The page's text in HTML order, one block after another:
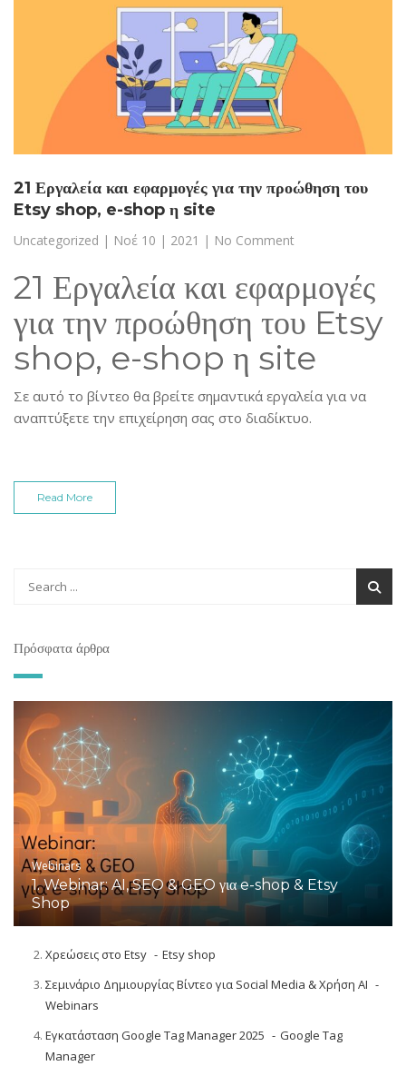
21 Εργαλεία και εφαρμογές για την προώθηση του
Etsy shop, e-shop η site
Uncategorized | Νοέ 10 | 2021 | No Comment
21 Εργαλεία και εφαρμογές
για την προώθηση του Etsy
shop, e-shop η site
Σε αυτό το βίντεο θα βρείτε σημαντικά εργαλεία για να
αναπτύξετε την επιχείρηση σας στο διαδίκτυο.
Read More
Πρόσφατα άρθρα
Webinars
1. Webinar: AI, SEO & GEO για e-shop & Etsy
Shop
Χρεώσεις στο Etsy
Etsy shop
Σεμινάριο Δημιουργίας Βίντεο για Social Media & Χρήση AI
Webinars
Εγκατάσταση Google Tag Manager 2025
Google Tag
Manager